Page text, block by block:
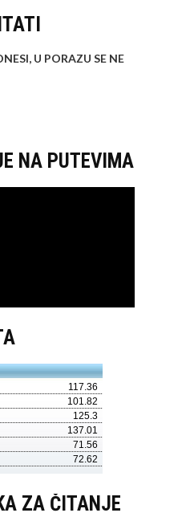
U PORAZU SE NE
NA PUTEVIMA
ZA ČITANJE